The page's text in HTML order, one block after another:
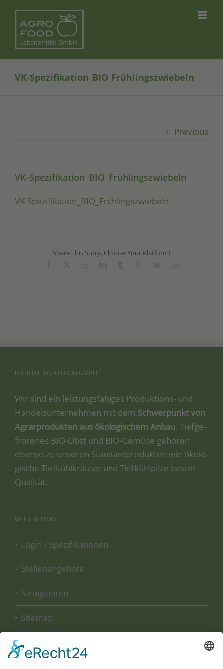
content
VK-Spezifikation_BIO_Frühlingszwiebeln
Previous
VK-Spezifikation_BIO_Frühlingszwiebeln
VK-Spe­zi­fi­ka­ti­on_­BIO­_Früh­lings­zwie­beln
Share This Story, Choose Your Platform!
ÜBER DIE AGRO FOOD GMBH
Wir sind ein leis­tungs­fä­hi­ges Pro­duk­ti­ons- und
Han­dels­un­ter­neh­men mit dem Schwer­punkt von
Agrar­pro­duk­ten aus öko­lo­gi­schem Anbau. Tief­ge­
fro­re­nes BIO-Obst und BIO-Gemü­se gehö­ren
eben­so zu unse­ren Stan­dard­pro­duk­ten wie öko­lo­
gi­sche Tief­kühl­kräu­ter und Tief­kühl­pil­ze bes­ter
Qualität.
WEITERE LINKS
Login / Spezifikationen
Stellenangebote
Neuigkeiten
Sitemap
Disclaimer